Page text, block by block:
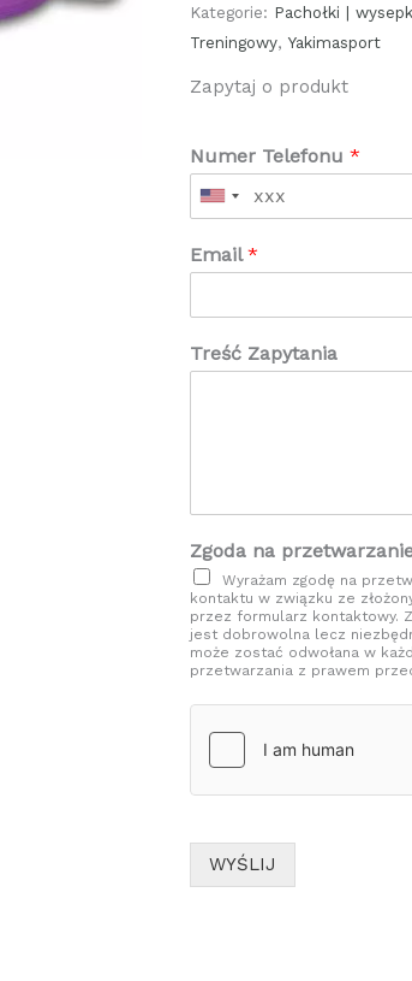
Kategorie: Pachołki |
Treningowy, Yakimasport
Zapytaj o produkt
Numer Telefonu *
Email*
Treść Zapytania
Zgoda na
Wyrażam zgodę na
kontaktu w związku ze
przez formularz kontaktowy.
jest dobrowolna lecz
może zostać odwołana w
przetwarzania z prawem
WYŚLIJ